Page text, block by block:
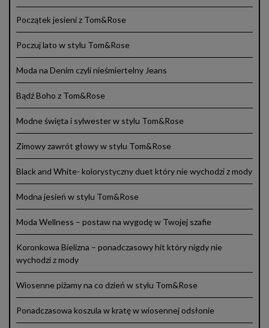
Początek jesieni z Tom&Rose
Poczuj lato w stylu Tom&Rose
Moda na Denim czyli nieśmiertelny Jeans
Bądź Boho z Tom&Rose
Modne święta i sylwester w stylu Tom&Rose
Zimowy zawrót głowy w stylu Tom&Rose
Black and White- kolorystyczny duet który nie wychodzi z mody
Modna jesień w stylu Tom&Rose
Moda Wellness – postaw na wygodę w Twojej szafie
Koronkowa Bielizna – ponadczasowy hit który nigdy nie
wychodzi z mody
Wiosenne piżamy na co dzień w stylu Tom&Rose
Ponadczasowa koszula w kratę w wiosennej odsłonie